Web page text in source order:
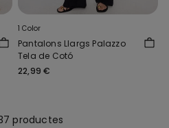
1 Color
Pantalons Llargs Palazzo
Tela de Cotó
22,99 €
productes